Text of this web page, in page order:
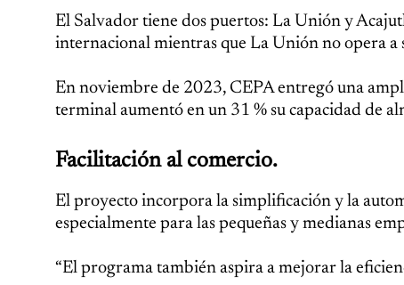
El Salvador tiene dos puertos: La Unión y
internacional mientras que La Unión no opera a
En noviembre de 2023, CEPA entregó una
terminal aumentó en un 31 % su capacidad de
Facilitación al comercio.
El proyecto incorpora la simplificación y la
especialmente para las pequeñas y medianas
“El programa también aspira a mejorar la